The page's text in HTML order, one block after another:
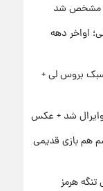
مشخص شد
اواخر دهه
بروس لی +
شد + عکس
هم بازی قدیمی
تنگه هرمز